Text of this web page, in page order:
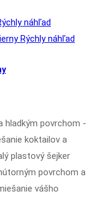
náhľad
Rýchly náhľad
hladkým povrchom -
koktailov a
plastový šejker
povrchom a
vášho